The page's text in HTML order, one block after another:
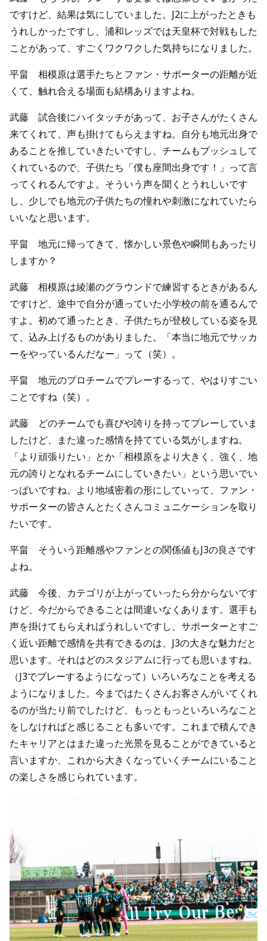
ですけど、結果は気にしていました。J2に上がったときも
うれしかったですし、浦和レッズでは天皇杯で対戦もした
ことがあって、すごくワクワクした気持ちになりました。
平畠 相模原は選手たちとファン・サポーターの距離が近
くて、触れ合える場面も結構ありますよね。
武藤 試合後にハイタッチがあって、お子さんがたくさん
来てくれて、声も掛けてもらえますね。自分も地元出身で
あることを推していきたいですし、チームもプッシュして
くれているので、子供たち「僕も座間出身です！」って言
ってくれるんですよ。そういう声を聞くとうれしいです
し、少しでも地元の子供たちの憧れや刺激になれていたら
いいなと思います。
平畠 地元に帰ってきて、懐かしい景色や瞬間もあったり
しますか？
武藤 相模原は綾瀬のグラウンドで練習するときがあるん
ですけど、途中で自分が通っていた小学校の前を通るんで
すよ。初めて通ったとき、子供たちが登校している姿を見
て、込み上げるものがありました。「本当に地元でサッカ
ーをやっているんだなー」って（笑）。
平畠 地元のプロチームでプレーするって、やはりすごい
ことですね（笑）。
武藤 どのチームでも喜びや誇りを持ってプレーしていま
したけど、また違った感情を持てている気がしますね。
「より頑張りたい」とか「相模原をより大きく、強く、地
元の誇りとなれるチームにしていきたい」という思いでい
っぱいですね。より地域密着の形にしていって、ファン・
サポーターの皆さんとたくさんコミュニケーションを取り
たいです。
平畠 そういう距離感やファンとの関係値もJ3の良さです
よね。
武藤 今後、カテゴリが上がっていったら分からないです
けど、今だからできることは間違いなくあります。選手も
声を掛けてもらえればうれしいですし、サポーターとすご
く近い距離で感情を共有できるのは、J3の大きな魅力だと
思います。それはどのスタジアムに行っても思いますね。
（J3でプレーするようになって）いろいろなことを考える
ようになりました。今まではたくさんお客さんがいてくれ
るのが当たり前でしたけど、もっともっといろいろなこと
をしなければと感じることも多いです。これまで積んでき
たキャリアとはまた違った光景を見ることができていると
言いますか、これから大きくなっていくチームにいること
の楽しさを感じられています。